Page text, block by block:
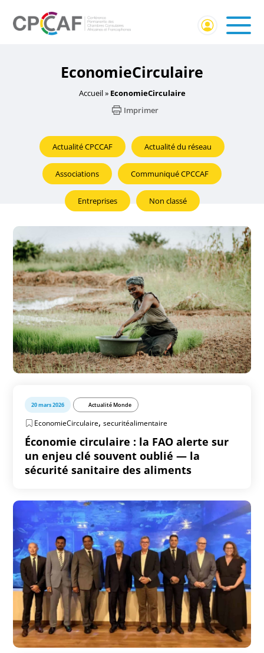
EconomieCirculaire
Accueil» EconomieCirculaire
Imprimer
Actualité CPCCAF Actualité du réseau
Associations Communiqué CPCCAF
Entreprises Non classé
20 mars 2026 Actualité Monde
EconomieCirculaire,securitéalimentaire
Économie circulaire : la FAO alerte sur
un enjeu clé souvent oublié — la
sécurité sanitaire des aliments